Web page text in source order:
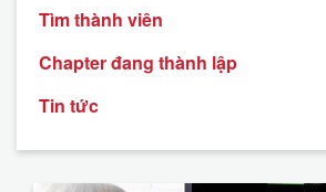
Tìm thành viên
Chapter đang thành lập
Tin tức